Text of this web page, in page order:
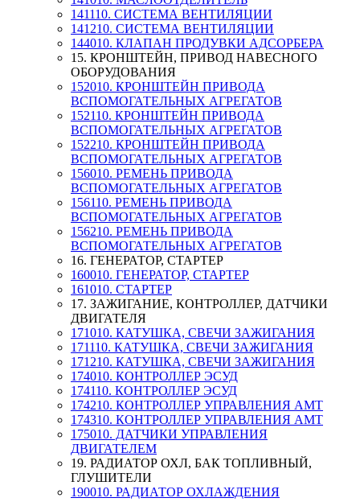
141110. СИСТЕМА ВЕНТИЛЯЦИИ
141210. СИСТЕМА ВЕНТИЛЯЦИИ
144010. КЛАПАН ПРОДУВКИ АДСОРБЕРА
15. КРОНШТЕЙН, ПРИВОД НАВЕСНОГО
ОБОРУДОВАНИЯ
152010. КРОНШТЕЙН ПРИВОДА
ВСПОМОГАТЕЛЬНЫХ АГРЕГАТОВ
152110. КРОНШТЕЙН ПРИВОДА
ВСПОМОГАТЕЛЬНЫХ АГРЕГАТОВ
152210. КРОНШТЕЙН ПРИВОДА
ВСПОМОГАТЕЛЬНЫХ АГРЕГАТОВ
156010. РЕМЕНЬ ПРИВОДА
ВСПОМОГАТЕЛЬНЫХ АГРЕГАТОВ
156110. РЕМЕНЬ ПРИВОДА
ВСПОМОГАТЕЛЬНЫХ АГРЕГАТОВ
156210. РЕМЕНЬ ПРИВОДА
ВСПОМОГАТЕЛЬНЫХ АГРЕГАТОВ
16. ГЕНЕРАТОР, СТАРТЕР
160010. ГЕНЕРАТОР, СТАРТЕР
161010. СТАРТЕР
17. ЗАЖИГАНИЕ, КОНТРОЛЛЕР, ДАТЧИКИ
ДВИГАТЕЛЯ
171010. КАТУШКА, СВЕЧИ ЗАЖИГАНИЯ
171110. КАТУШКА, СВЕЧИ ЗАЖИГАНИЯ
171210. КАТУШКА, СВЕЧИ ЗАЖИГАНИЯ
174010. КОНТРОЛЛЕР ЭСУД
174110. КОНТРОЛЛЕР ЭСУД
174210. КОНТРОЛЛЕР УПРАВЛЕНИЯ АМТ
174310. КОНТРОЛЛЕР УПРАВЛЕНИЯ АМТ
175010. ДАТЧИКИ УПРАВЛЕНИЯ
ДВИГАТЕЛЕМ
19. РАДИАТОР ОХЛ, БАК ТОПЛИВНЫЙ,
ГЛУШИТЕЛИ
190010. РАДИАТОР ОХЛАЖДЕНИЯ